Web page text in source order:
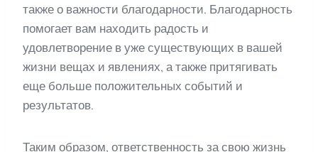
также о важности благодарности. Благодарность
помогает вам находить радость и
удовлетворение в уже существующих в вашей
жизни вещах и явлениях, а также притягивать
еще больше положительных событий и
результатов.
Таким образом, ответственность за свою жизнь